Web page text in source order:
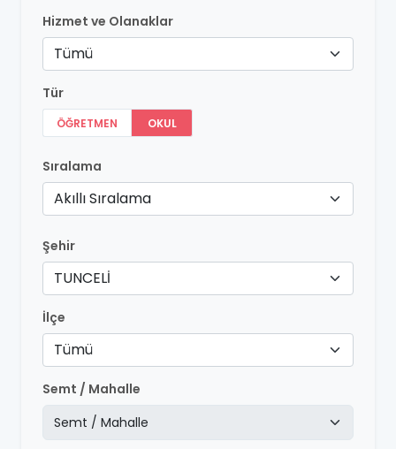
Hizmet ve Olanaklar
Tümü
Tür
ÖĞRETMEN OKUL
Sıralama
Akıllı Sıralama
Şehir
TUNCELİ
İlçe
Tümü
Semt / Mahalle